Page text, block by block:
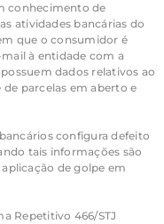
conhecimento de
atividades bancárias do
que o consumidor é
à entidade com a
dados relativos ao
parcelas em aberto e
configura defeito
tais informações são
de golpe em
Repetitivo 466/STJ